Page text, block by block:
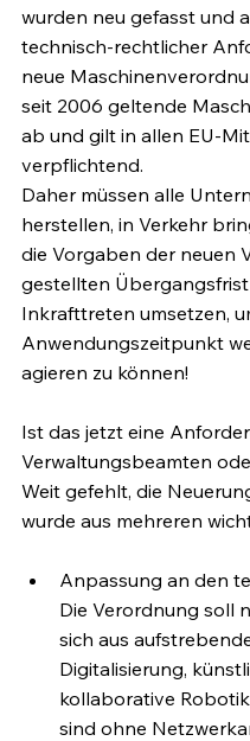
wurden neu gefasst und
technisch-rechtlicher
neue
seit 2006 geltende
ab und gilt in allen EU-
verpflichtend.
Daher müssen alle
herstellen, in Verkehr
die Vorgaben der neuen
gestellten
Inkrafttreten umsetzen,
Anwendungszeitpunkt
agieren zu können!
Ist das jetzt eine
Verwaltungsbeamten
Weit gefehlt, die
wurde aus mehreren
Anpassung an den
Die Verordnung soll
sich aus
Digitalisierung,
kollaborative
sind ohne